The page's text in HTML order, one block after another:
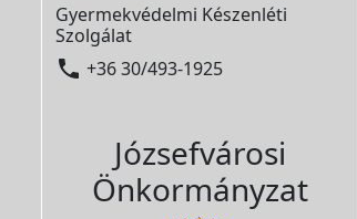
Gyermekvédelmi Készenléti
Szolgálat
 +36 30/493-1925
Józsefvárosi
Önkormányzat